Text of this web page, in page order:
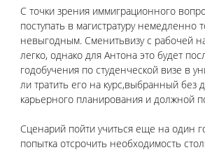
С точки зрения иммиграционного
поступать в магистратуру немедленно
невыгодным. Сменитьвизу с рабочей
легко, однако для Антона это будет
годобучения по студенческой визе в
ли тратить его на курс,выбранный без
карьерного планирования и должной
Сценарий пойти учиться еще на один
попытка отсрочить необходимость